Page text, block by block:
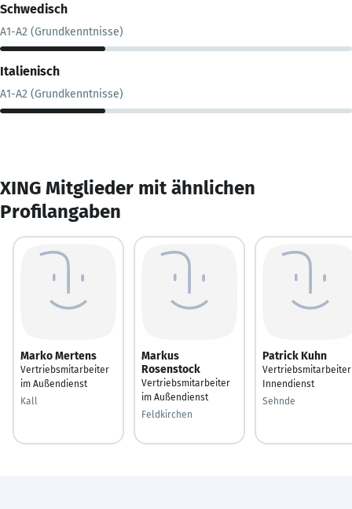
Schwedisch
A1-A2 (Grundkenntnisse)
Italienisch
A1-A2 (Grundkenntnisse)
XING Mitglieder mit ähnlichen
Profilangaben
Marko Mertens
Vertriebsmitarbeiter
im Außendienst
Kall
Markus
Rosenstock
Vertriebsmitarbeiter
im Außendienst
Feldkirchen
Patrick Kuhn
Vertriebsmitarbeiter
Innendienst
Sehnde